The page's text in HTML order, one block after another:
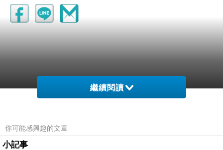
繼續閱讀
你可能感興趣的文章
小記事